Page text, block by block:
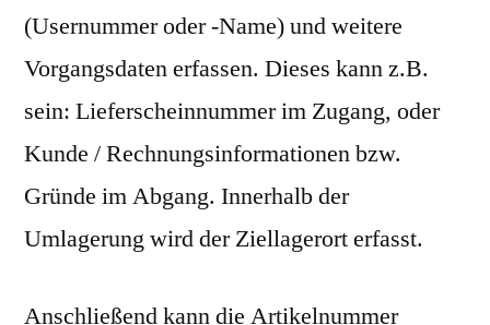
(Usernummer oder -Name) und weitere
Vorgangsdaten erfassen. Dieses kann z.B.
sein: Lieferscheinnummer im Zugang, oder
Kunde / Rechnungsinformationen bzw.
Gründe im Abgang. Innerhalb der
Umlagerung wird der Ziellagerort erfasst.
Anschließend kann die Artikelnummer